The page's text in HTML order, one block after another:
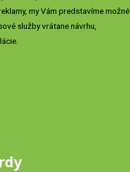
my Vám predstavíme možné
služby vrátane návrhu,